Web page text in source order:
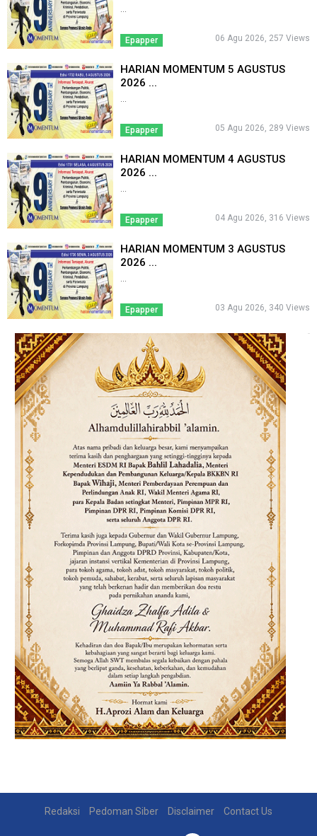
...
Epapper 06 Agu 2026, 257 Views
HARIAN MOMENTUM 5 AGUSTUS
2026 ...
...
Epapper 05 Agu 2026, 289 Views
HARIAN MOMENTUM 4 AGUSTUS
2026 ...
...
Epapper 04 Agu 2026, 316 Views
HARIAN MOMENTUM 3 AGUSTUS
2026 ...
...
Epapper 03 Agu 2026, 340 Views
Redaksi Pedoman Siber Disclaimer Contact Us